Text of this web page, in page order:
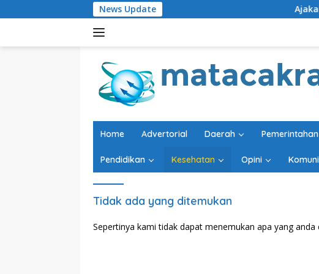
ke
News Update Ajakan
Home Advertorial Daerah Pemerintahan
Pendidikan Kesehatan Opini
Tidak ada yang ditemukan
Sepertinya kami tidak dapat menemukan apa yang